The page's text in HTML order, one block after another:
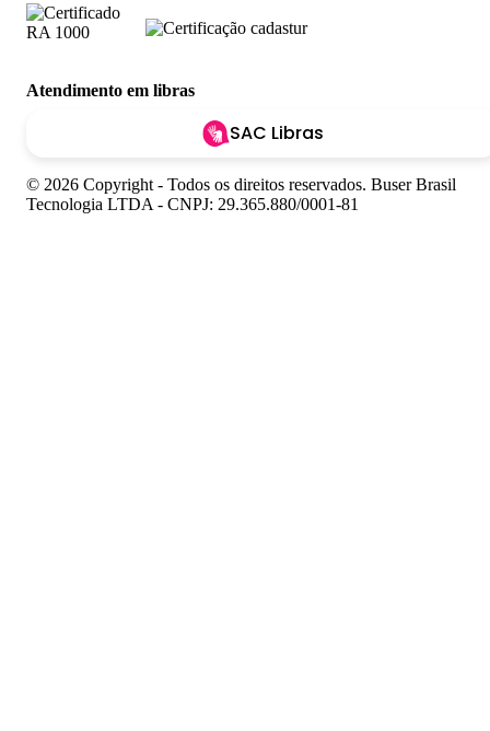
Atendimento em libras
SAC Libras
© 2026 Copyright - Todos os direitos reservados. Buser Brasil
Tecnologia LTDA - CNPJ: 29.365.880/0001-81